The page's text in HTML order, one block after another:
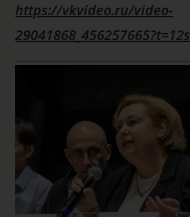
https://vkvideo.ru/video-
29041868_456257665?t=12s